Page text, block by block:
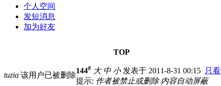
个人空间
发短消息
加为好友
TOP
tuzia 该用户已被删除
144# 大 中 小发表于 2011-8-31 00:15 只
提示: 作者被禁止或删除 内容自动屏蔽